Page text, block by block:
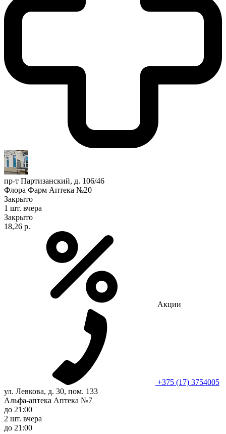
пр-т Партизанский, д. 106/46
Флора Фарм Аптека №20
Закрыто
1 шт. вчера
Закрыто
18,26 р.
Акции
+375 (17) 3754005
ул. Левкова, д. 30, пом. 133
Альфа-аптека Аптека №7
до 21:00
2 шт. вчера
до 21:00